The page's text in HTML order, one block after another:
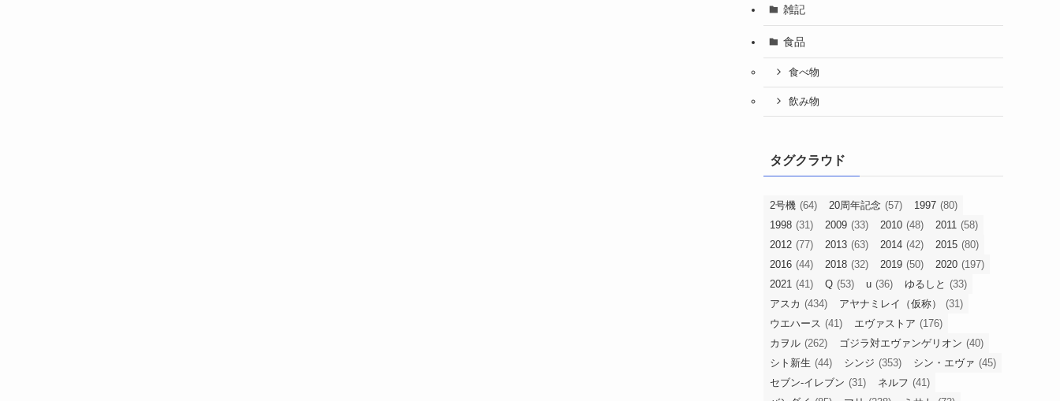
雑記
食品
食べ物
飲み物
タグクラウド
2号機 (64) 20周年記念 (57) 1997 (80)
1998 (31) 2009 (33) 2010 (48) 2011 (58)
2012 (77) 2013 (63) 2014 (42) 2015 (80)
2016 (44) 2018 (32) 2019 (50) 2020 (197)
2021 (41) Q (53) u (36) ゆるしと (33)
アスカ (434) アヤナミレイ（仮称）
(31)
ウエハース (41) エヴァストア (176)
カヲル (262) ゴジラ対エヴァンゲリオン (40)
シト新生 (44) シンジ (353) シン・エヴァ (45)
セブン-イレブン (31) ネルフ (41)